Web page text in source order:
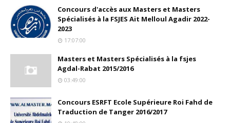
Concours d'accès aux Masters et Masters
Spécialisés à la FSJES Ait Melloul Agadir 2022-
2023
17:07:00
Masters et Masters Spécialisés à la fsjes
Agdal-Rabat 2015/2016
03:49:00
Concours ESRFT Ecole Supérieure Roi Fahd de
Traduction de Tanger 2016/2017